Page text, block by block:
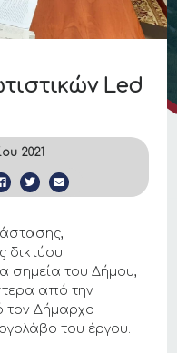
Led
2021
δικτύου
σημεία του Δήμου,
από την
Δήμαρχο
του έργου.